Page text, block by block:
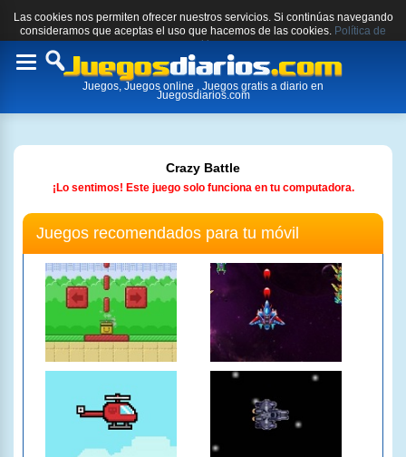
Las cookies nos permiten ofrecer nuestros servicios. Si continúas navegando
consideramos que aceptas el uso que hacemos de las cookies. Política de
cookies.
Toggle
Juegos, Juegos online , Juegos gratis a diario en
Juegosdiarios.com
Crazy Battle
¡Lo sentimos! Este juego solo funciona en tu computadora.
Juegos recomendados para tu móvil